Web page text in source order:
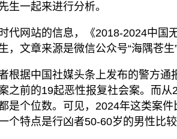
生一起来进行分析。
代网站的信息，《2018-2024中国
，文章来源是微信公众号“海隅苍生”
根据中国社媒头条上发布的警方通
之前的19起恶性报复社会案。而
是个位数。可见，2024年这类案件
个特点是行凶者50-60岁的男性比较